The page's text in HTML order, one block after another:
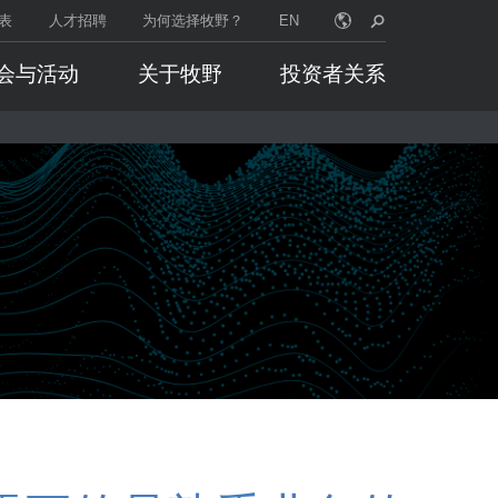
人才招聘 为何选择牧野？ EN
专家
航天
制造
机加工流程
EDM切割机
高速铣削
微加工
医疗
与活动 关于牧野
牧野？
业务规模，牧野设备都
务转型。
投资者关系